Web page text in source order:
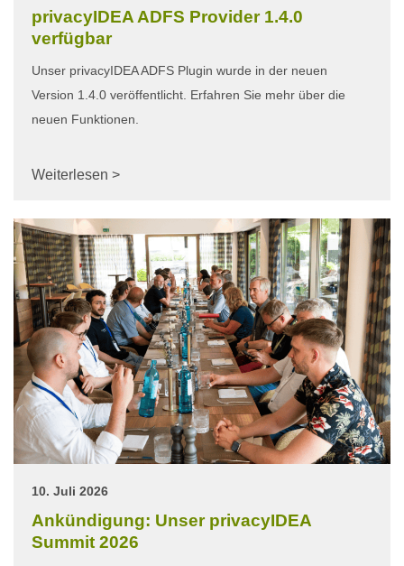
privacyIDEA ADFS Provider 1.4.0
verfügbar
Unser privacyIDEA ADFS Plugin wurde in der neuen
Version 1.4.0 veröffentlicht. Erfahren Sie mehr über die
neuen Funktionen.
Weiterlesen >
10. Juli 2026
Ankündigung: Unser privacyIDEA
Summit 2026